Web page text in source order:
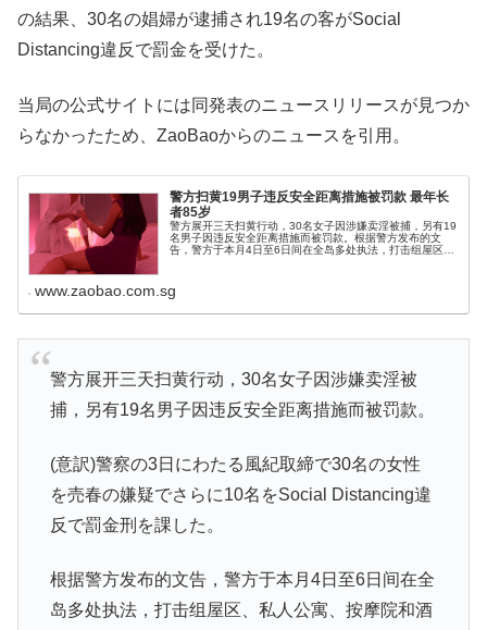
の結果、30名の娼婦が逮捕され19名の客がSocial
Distancing違反で罰金を受けた。
当局の公式サイトには同発表のニュースリリースが見つか
らなかったため、ZaoBaoからのニュースを引用。
警方扫黄19男子违反安全距离措施被罚款 最年长
者85岁
警方展开三天扫黄行动，30名女子因涉嫌卖淫被捕，另有19
名男子因违反安全距离措施而被罚款。根据警方发布的文
告，警方于本月4日至6日间在全岛多处执法，打击组屋区、
www.zaobao.com.sg
警方展开三天扫黄行动，30名女子因涉嫌卖淫被
捕，另有19名男子因违反安全距离措施而被罚款。
(意訳)警察の3日にわたる風紀取締で30名の女性
を売春の嫌疑でさらに10名をSocial Distancing違
反で罰金刑を課した。
根据警方发布的文告，警方于本月4日至6日间在全
岛多处执法，打击组屋区、私人公寓、按摩院和酒